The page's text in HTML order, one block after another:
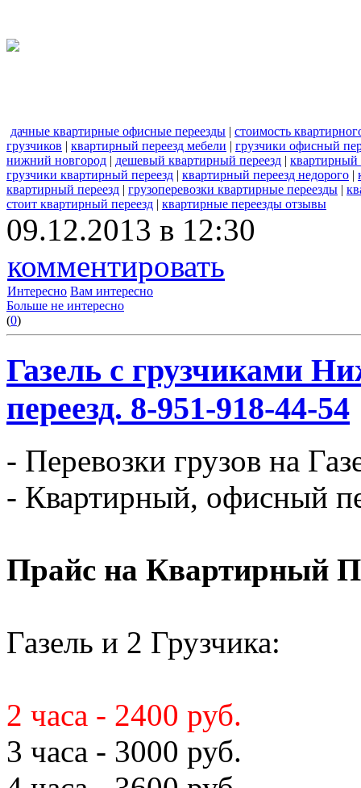
дачные квартирные офисные переезды
стоимость
грузчиков
квартирный переезд мебели
грузчики офисный
нижний новгород
дешевый квартирный переезд
квартирный
грузчики квартирный переезд
квартирный переезд недорого
квартирный переезд
грузоперевозки квартирные переезды
стоит квартирный переезд
квартирные переезды отзывы
09.12.2013 в 12:30
комментировать
Интересно Вам интересно
Больше не интересно
(0)
Газель с грузчиками
переезд. 8-951-918-44-54
- Перевозки грузов на
- Квартирный, офисный
Прайс на Квартирный
Газель и 2 Грузчика:
2 часа - 2400 руб.
3 часа - 3000 руб.